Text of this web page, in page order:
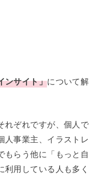
ンサイト」について解
れぞれですが、個人で
人事業主、イラストレ
もらう他に「もっと自
用している人も多く